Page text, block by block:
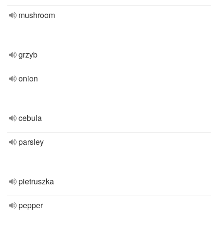
mushroom
grzyb
onion
cebula
parsley
pietruszka
pepper